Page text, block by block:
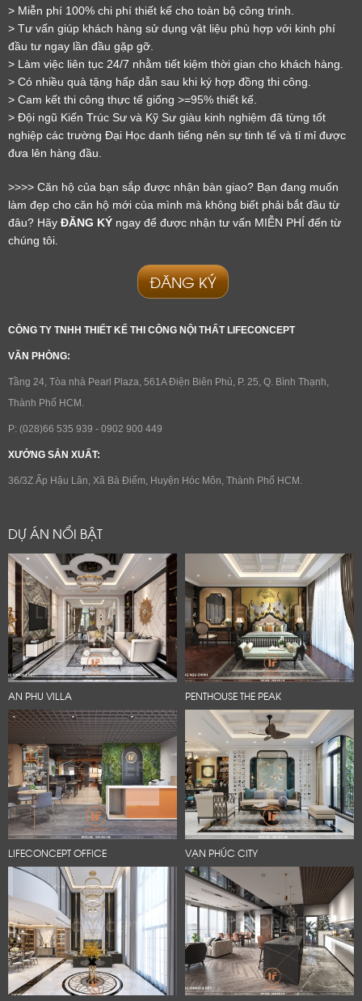
> Miễn phí 100% chi phí thiết kế cho toàn bộ công trình.
> Tư vấn giúp khách hàng sử dụng vật liệu phù hợp với kinh phí
đầu tư ngay lần đầu gặp gỡ.
> Làm việc liên tục 24/7 nhằm tiết kiệm thời gian cho khách hàng.
> Có nhiều quà tặng hấp dẫn sau khi ký hợp đồng thi công.
> Cam kết thi công thực tế giống >=95% thiết kế.
> Đội ngũ Kiến Trúc Sư và Kỹ Sư giàu kinh nghiệm đã từng tốt
nghiệp các trường Đại Học danh tiếng nên sự tinh tế và tỉ mỉ được
đưa lên hàng đầu.
>>>> Căn hộ của bạn sắp được nhận bàn giao? Bạn đang muốn
làm đẹp cho căn hộ mới của mình mà không biết phải bắt đầu từ
đâu? Hãy ĐĂNG KÝ ngay để được nhận tư vấn MIỄN PHÍ đến từ
chúng tôi.
ĐĂNG KÝ
CÔNG TY TNHH THIẾT KẾ THI CÔNG NỘI THẤT LIFECONCEPT
VĂN PHÒNG:
Tầng 24, Tòa nhà Pearl Plaza, 561A Điện Biên Phủ, P. 25, Q. Bình Thạnh,
Thành Phố HCM.
P: (028)66 535 939 - 0902 900 449
XƯỞNG SẢN XUẤT:
36/3Z Ấp Hậu Lân, Xã Bà Điểm, Huyện Hóc Môn, Thành Phố HCM.
DỰ ÁN NỔI BẬT
AN PHU VILLA PENTHOUSE THE PEAK
LIFECONCEPT OFFICE VẠN PHÚC CITY
LỜI CẢM ƠN
LIFECONCEPT
Cảm ơn quý khách đã để lại thông tin.
Chúng tôi sẽ liên hệ lại trong thời gian sớm nhất